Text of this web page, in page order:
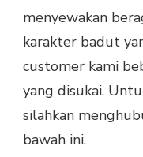
menyewakan
karakter badut
customer kami
yang disukai.
silahkan
bawah ini.